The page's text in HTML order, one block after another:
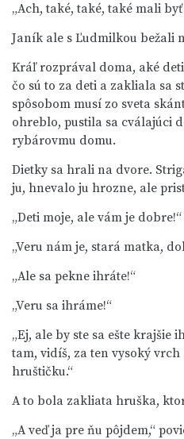
„Ach, také, také, také mali
Janík ale s Ľudmilkou bežali
Kráľ rozprával doma, aké
čo sú to za deti a zakliala sa
spôsobom musí zo sveta
ohreblo, pustila sa cválajúci
rybárovmu domu.
Dietky sa hrali na dvore.
ju, hnevalo ju hrozne, ale
„Deti moje, ale vám je dobre!“
„Veru nám je, stará matka,
„Ale sa pekne ihráte!“
„Veru sa ihráme!“
„Ej, ale by ste sa ešte krajšie
tam, vidíš, za ten vysoký
hruštičku.“
A to bola zakliata hruška,
„A veď ja pre ňu pôjdem,“